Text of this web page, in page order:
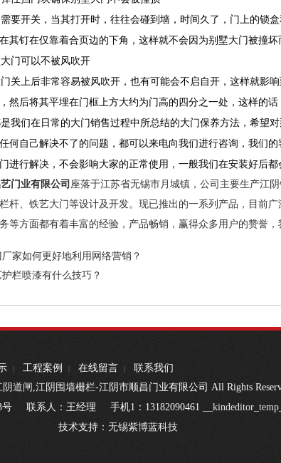
要开关，当其打开时，往往会碰到墙，时间久了，门上的锁
其钉在仅靠着合页边的下角，这样就不会因为别墅大门被撞坏
门可以不被风吹开
关上后非常容易被风吹开，也有可能会不启自开，这样就影
然后将其平埋在门框上方大约为门高的四分之一处，这样的
我们在日常的大门销售过程中所总结的大门保养方法，希望
何自己解决不了的问题，都可以来电向我们进行咨询，我们
进行解决，不会影响大家的正常使用，一般我们在安装好后都
门业有限公司 座落于江苏省无锡市月城镇，公司主要生产江
杆、铁艺大门等设计及开发。现已推出的一系列产品，目前
等方面都有着丰富的经验，产品畅销，赢得众多用户的赞誉
家如何更好地利用网络营销？
栏喷漆有什么技巧？
| 工程案例 | 在线留言 |
联系我们
阴道闸 ,江阴围墙栅栏-江阴市顺昌门业有限公司 All Rights
号 联系人：王经理 手机1：13182090461
技术支持： 无锡紫博蓝科技